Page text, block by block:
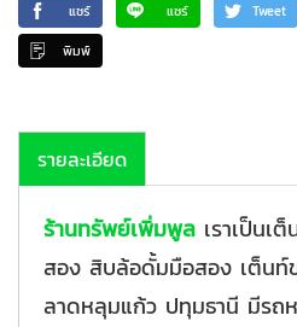
แชร์ แชร์ Tweet
พิมพ์
รายละเอียด
ร้านทรัพย์เพิ่มพูล เราเป็นเ
สอง สิบล้อดั้มมือสอง เต็นท์
ลาดหลุมแก้ว ปทุมธานี มีร